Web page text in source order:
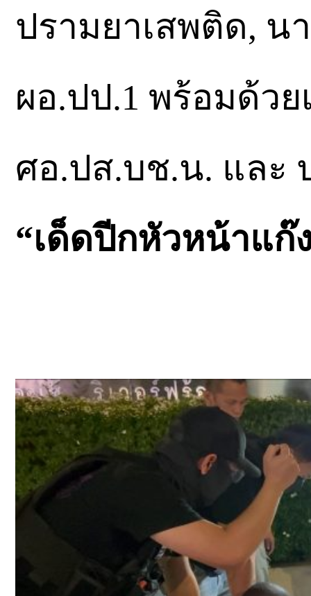
ปรามยาเสพติด, น
ผอ.ปป.1 พร้อมด้ว
ศอ.ปส.บช.น. และ
“เด็ดปีกหัวหน้าแก๊